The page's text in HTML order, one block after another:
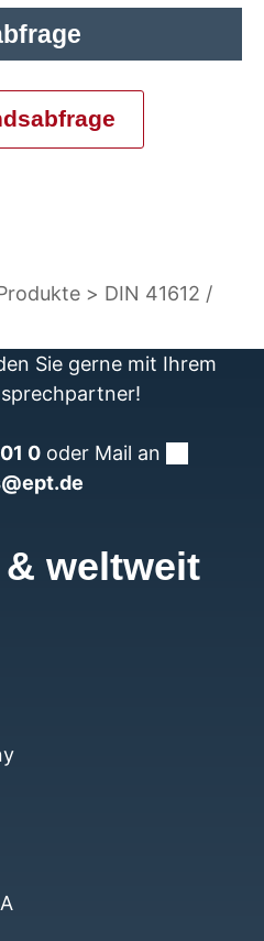
DIN 41612 /
Sie gerne mit Ihrem
0 oder Mail an
weltweit